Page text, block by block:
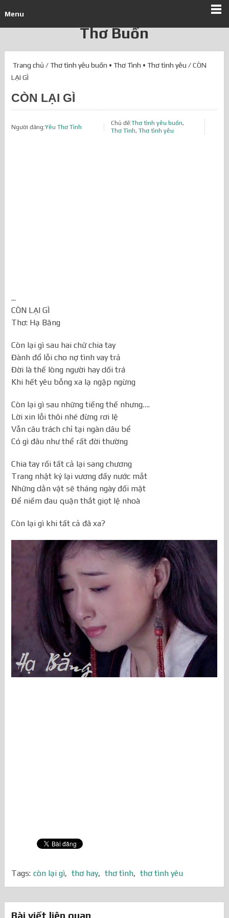
Menu
Thơ Buồn
Trang chủ /Thơ tình yêu buồn •Thơ Tình •Thơ tình yêu / CÒN
LẠI GÌ
CÒN LẠI GÌ
Người đăng:Yêu Thơ Tình
Chủ đề:Thơ tình yêu buồn,
Thơ Tình,Thơ tình yêu
...
CÒN LẠI GÌ
Thơ: Hạ Băng
Còn lại gì sau hai chữ chia tay
Đành đổ lỗi cho nợ tình vay trả
Đời là thế lòng người hay dối trá
Khi hết yêu bỗng xa lạ ngập ngừng
Còn lại gì sau những tiếng thế nhưng….
Lời xin lỗi thôi nhé đừng rơi lệ
Vẫn câu trách chỉ tại ngàn dâu bể
Có gì đâu như thể rất đời thường
Chia tay rồi tất cả lại sang chương
Trang nhật ký lại vương đầy nước mắt
Những dằn vặt sẽ tháng ngày đối mặt
Để niềm đau quặn thắt giọt lệ nhoà
Còn lại gì khi tất cả đã xa?
Tags: còn lại gì, thơ hay, thơ tình, thơ tình yêu
Bài viết liên quan